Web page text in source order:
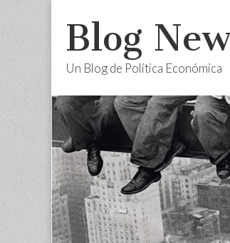
Blog
Un Blog de Política Económica